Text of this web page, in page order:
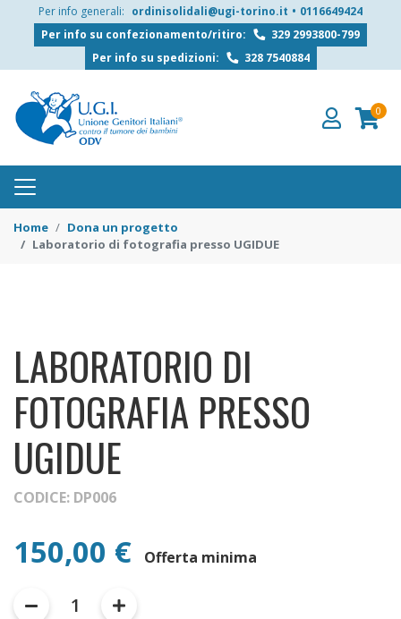
Per info generali: ordinisolidali@ugi-torino.it • 0116649424
Per info su confezionamento/ritiro:
329 2993800-799
Per info su spedizioni:
328 7540884
0
Home
Dona un progetto
Laboratorio di fotografia presso UGIDUE
LABORATORIO DI
FOTOGRAFIA PRESSO
UGIDUE
CODICE: DP006
150,00 € Offerta minima
1